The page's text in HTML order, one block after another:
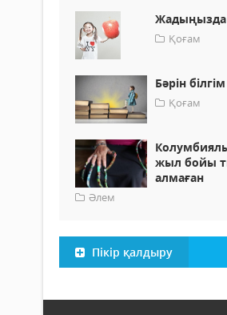
Қоғам
Бәрін
Қоғам
жыл бойы
алмаған
Әлем
Пікір қалдыру